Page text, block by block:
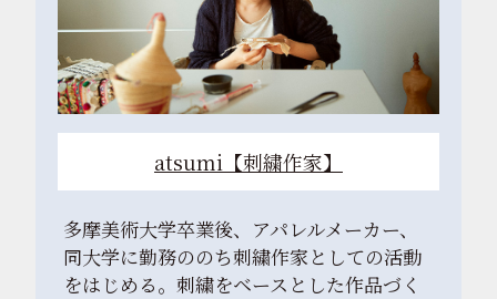
atsumi【刺繍作家】
多摩美術大学卒業後、アパレルメーカー、
同大学に勤務ののち刺繍作家としての活動
をはじめる。刺繍をベースとした作品づく